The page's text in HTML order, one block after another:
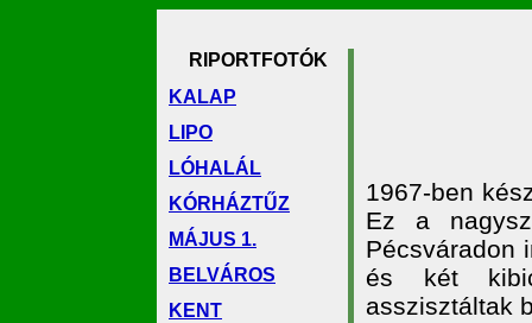
RIPORTFOTÓK
KALAP
LIPO
LÓHALÁL
KÓRHÁZTŰZ
MÁJUS 1.
BELVÁROS
KENT
1967-ben
Ez a
Pécsváradon
és két
asszisztáltak